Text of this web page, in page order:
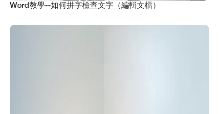
Word教學--如何拼字檢查文字（編輯文檔）